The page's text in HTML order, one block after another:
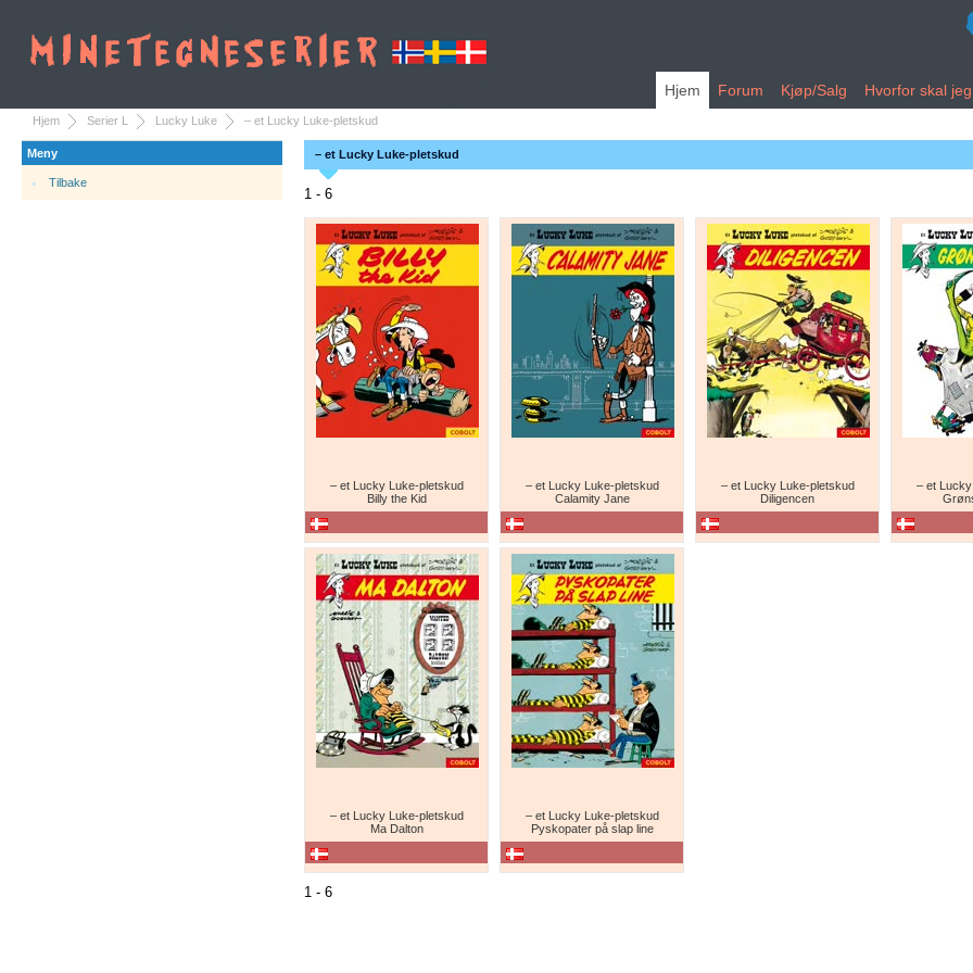
Hjem Forum Kjøp/Salg Hvorfor skal
Hjem Serier L Lucky Luke – et Lucky Luke-pletskud
Meny
Tilbake
– et Lucky Luke-pletskud
1 - 6
– et Lucky Luke-pletskud
Billy the Kid
– et Lucky Luke-pletskud
Calamity Jane
– et Lucky Luke-pletskud
Diligencen
– et
– et Lucky Luke-pletskud
Ma Dalton
– et Lucky Luke-pletskud
Pyskopater på slap line
1 - 6